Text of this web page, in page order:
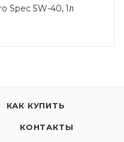
современных
Spec 5W-40, 1л
КАК КУПИТЬ
КОНТАКТЫ